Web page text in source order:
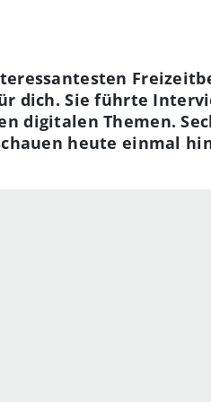
dich. Sie führte
digitalen Themen.
heute einmal